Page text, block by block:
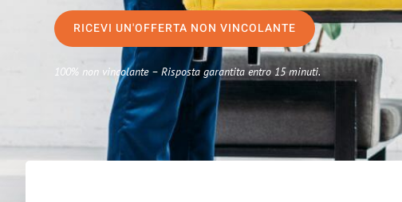
RICEVI UN'OFFERTA NON VINCOLANTE
100% non vincolante – Risposta garantita entro 15 minuti.